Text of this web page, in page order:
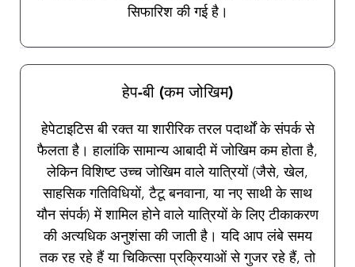
सिफारिश की गई है।
हेप-बी (कम जोखिम)
हेपेटाइटिस बी रक्त या शारीरिक तरल पदार्थों के संपर्क से
फैलता है। हालांकि सामान्य आबादी में जोखिम कम होता है,
लेकिन विशिष्ट उच्च जोखिम वाले यात्रियों (जैसे, खेल,
साहसिक गतिविधियों, टैटू बनवाना, या नए साथी के साथ
यौन संपर्क) में शामिल होने वाले यात्रियों के लिए टीकाकरण
की अत्यधिक अनुशंसा की जाती है। यदि आप लंबे समय
तक रह रहे हैं या चिकित्सा प्रक्रियाओं से गुजर रहे हैं, तो